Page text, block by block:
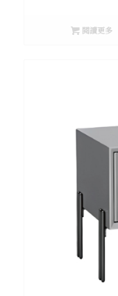
閱讀更多